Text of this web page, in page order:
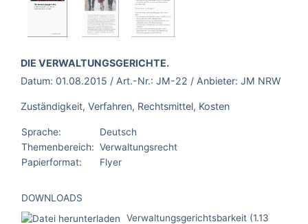
BROSCHÜRE:
DIE VERWALTUNGSGERICHTE.
Datum: 01.08.2015 / Art.-Nr.: JM-22 / Anbieter: JM NRW
Zuständigkeit, Verfahren, Rechtsmittel, Kosten
Sprache:
Deutsch
Themenbereich: Verwaltungsrecht
Papierformat:
Flyer
DOWNLOADS
Verwaltungsgerichtsbarkeit (1.13